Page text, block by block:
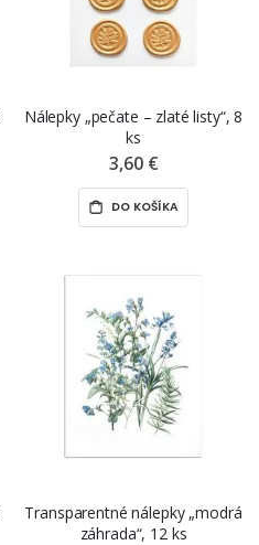
Nálepky „pečate – zlaté listy“, 8
ks
3,60 €
DO KOŠÍKA
Transparentné nálepky „modrá
záhrada“, 12 ks